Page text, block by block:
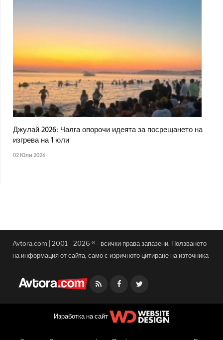
Джулай 2026: Чалга опорочи идеята за посрещането на
изгрева на 1 юли
02 Юли 2026
Avtora.com | 2001 - 2026 ® - всички права запазени. Ползването
на информация от сайта, само с изричното цитиране на източника
Facebook
Изработка на сайт